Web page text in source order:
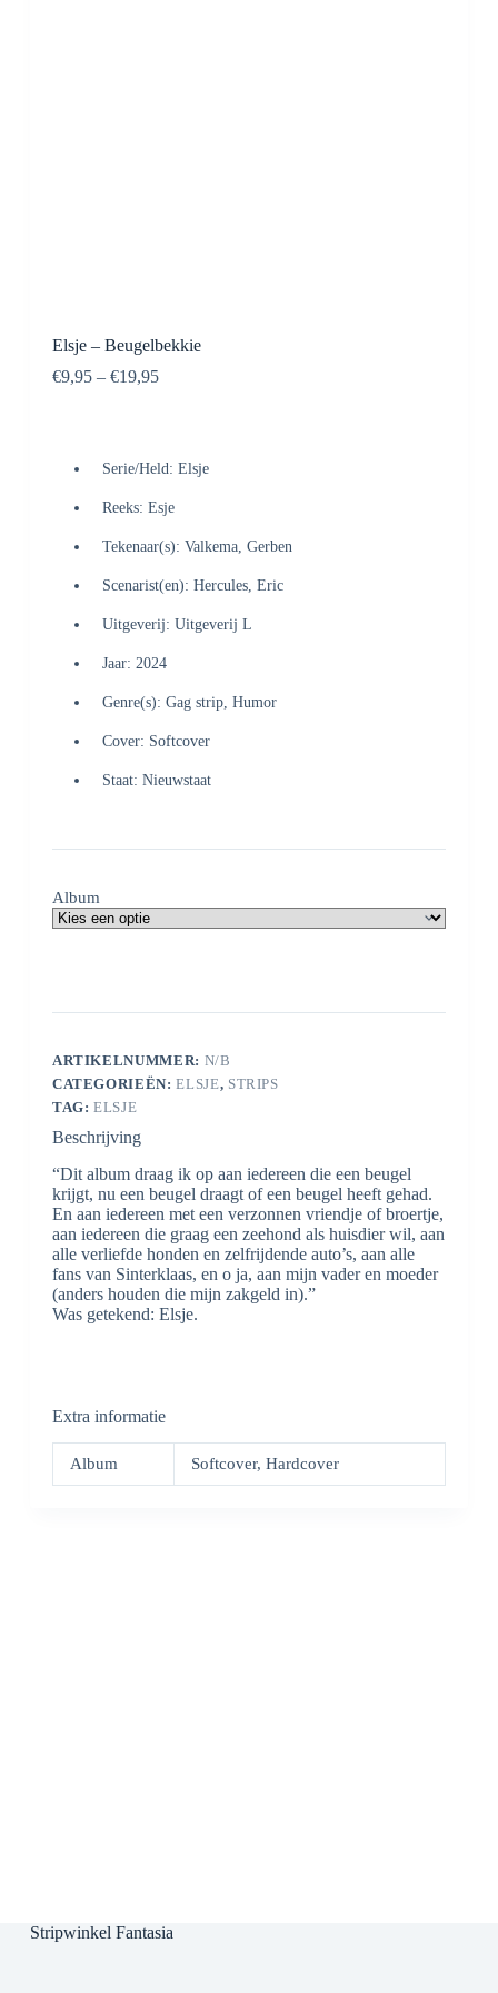
Elsje – Beugelbekkie
€9,95– €19,95
Serie/Held: Elsje
Reeks: Esje
Tekenaar(s): Valkema, Gerben
Scenarist(en): Hercules, Eric
Uitgeverij: Uitgeverij L
Jaar: 2024
Genre(s): Gag strip, Humor
Cover: Softcover
Staat: Nieuwstaat
Album
ARTIKELNUMMER: N/B
CATEGORIEËN:ELSJE, STRIPS
TAG:ELSJE
Beschrijving
“Dit album draag ik op aan iedereen die een beugel
krijgt, nu een beugel draagt of een beugel heeft gehad.
En aan iedereen met een verzonnen vriendje of broertje,
aan iedereen die graag een zeehond als huisdier wil, aan
alle verliefde honden en zelfrijdende auto’s, aan alle
fans van Sinterklaas, en o ja, aan mijn vader en moeder
(anders houden die mijn zakgeld in).”
Was getekend: Elsje.
Extra informatie
Album Softcover, Hardcover
Stripwinkel Fantasia